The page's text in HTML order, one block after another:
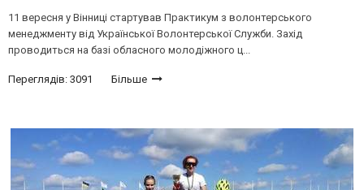
11 вересня у Вінниці стартував Практикум з волонтерського
менеджменту від Української Волонтерської Служби. Захід
проводиться на базі обласного молодіжного ц...
Переглядів: 3091 Більше